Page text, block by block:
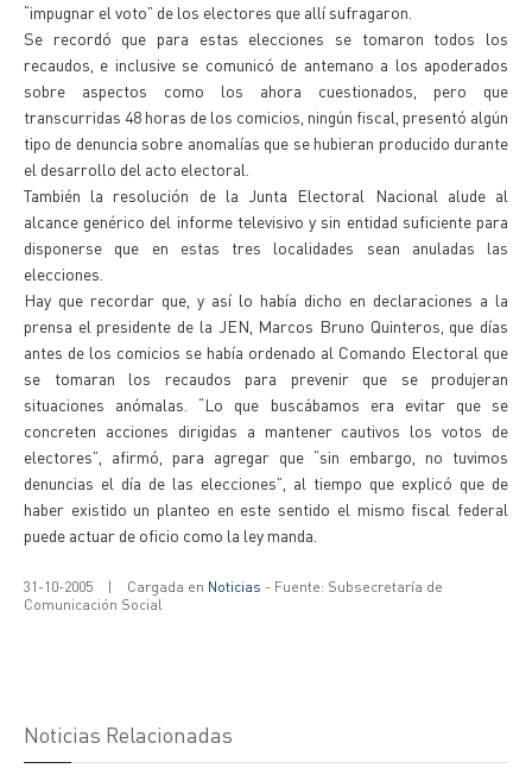
“impugnar el voto” de los electores que allí sufragaron.
Se recordó que para estas elecciones se tomaron todos los
recaudos, e inclusive se comunicó de antemano a los apoderados
sobre aspectos como los ahora cuestionados, pero que
transcurridas 48 horas de los comicios, ningún fiscal, presentó algún
tipo de denuncia sobre anomalías que se hubieran producido durante
el desarrollo del acto electoral.
También la resolución de la Junta Electoral Nacional alude al
alcance genérico del informe televisivo y sin entidad suficiente para
disponerse que en estas tres localidades sean anuladas las
elecciones.
Hay que recordar que, y así lo había dicho en declaraciones a la
prensa el presidente de la JEN, Marcos Bruno Quinteros, que días
antes de los comicios se había ordenado al Comando Electoral que
se tomaran los recaudos para prevenir que se produjeran
situaciones anómalas. “Lo que buscábamos era evitar que se
concreten acciones dirigidas a mantener cautivos los votos de
electores”, afirmó, para agregar que “sin embargo, no tuvimos
denuncias el día de las elecciones”, al tiempo que explicó que de
haber existido un planteo en este sentido el mismo fiscal federal
puede actuar de oficio como la ley manda.
31-10-2005 | Cargada en Noticias - Fuente: Subsecretaría de
Comunicación Social
Noticias Relacionadas